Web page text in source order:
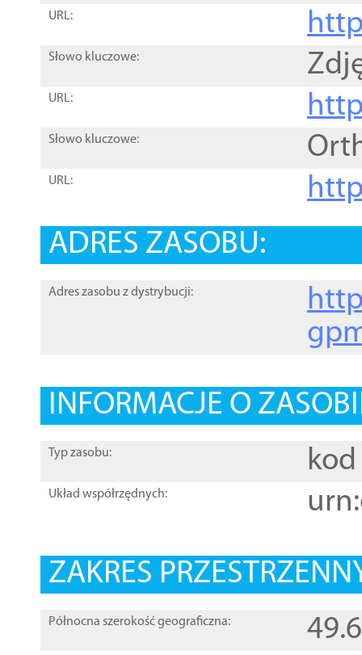
URL:
Słowo kluczowe:
URL:
Słowo kluczowe:
URL:
ADRES ZASOBU:
Adres zasobu z dystrybucji:
INFORMACJE O
Typ zasobu: kod
Układ współrzędnych:
ZAKRES
Północna szerokość geograficzna: